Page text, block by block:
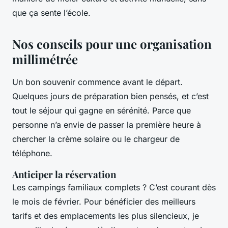
que ça sente l’école.
Nos conseils pour une organisation
millimétrée
Un bon souvenir commence avant le départ.
Quelques jours de préparation bien pensés, et c’est
tout le séjour qui gagne en sérénité. Parce que
personne n’a envie de passer la première heure à
chercher la crème solaire ou le chargeur de
téléphone.
Anticiper la réservation
Les campings familiaux complets ? C’est courant dès
le mois de février. Pour bénéficier des meilleurs
tarifs et des emplacements les plus silencieux, je